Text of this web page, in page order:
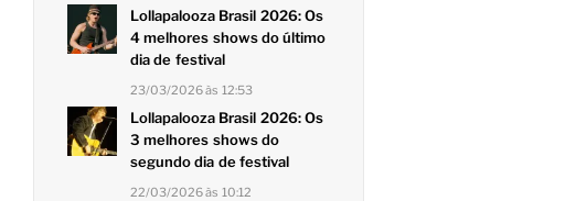
Lollapalooza Brasil 2026: Os
4 melhores shows do último
dia de festival
23/03/2026 às 12:53
Lollapalooza Brasil 2026: Os
3 melhores shows do
segundo dia de festival
22/03/2026 às 10:12